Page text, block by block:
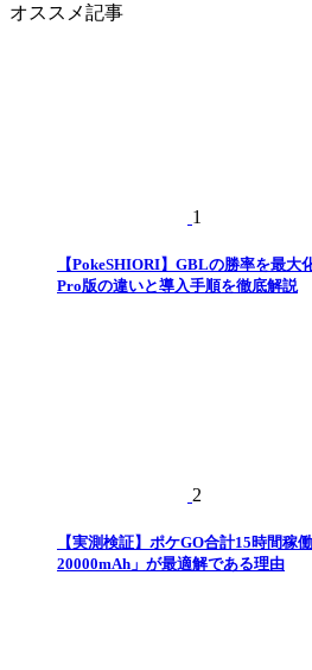
ゴ
オススメ記事
1
【PokeSHIORI】GBLの勝率を最大
Pro版の違いと導入手順を徹底解説
2
【実測検証】ポケGO合計15時間稼
20000mAh」が最適解である理由